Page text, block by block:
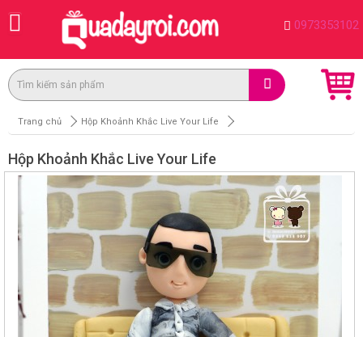
0973353102
Trang chủ Hộp Khoảnh Khắc Live Your Life
Hộp Khoảnh Khắc Live Your Life